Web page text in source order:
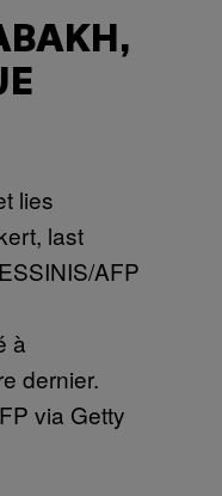
à
dernier.
via Getty